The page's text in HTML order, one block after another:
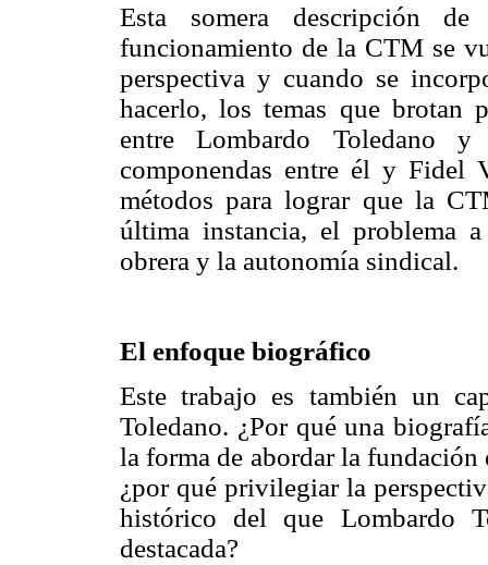
Esta somera descripción
funcionamiento de la CTM se
perspectiva y cuando se
hacerlo, los temas que brotan
entre Lombardo Toledano
componendas entre él y Fidel
métodos para lograr que la
última instancia, el problema
obrera y la autonomía sindical.
El enfoque biográfico
Este trabajo es también un
Toledano. ¿Por qué una
la forma de abordar la
¿por qué privilegiar la
histórico del que Lombardo
destacada?